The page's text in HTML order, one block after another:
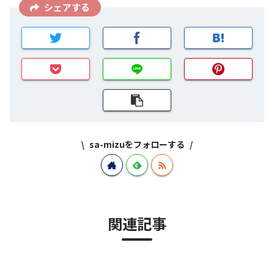
シェアする
sa-mizuをフォローする
関連記事